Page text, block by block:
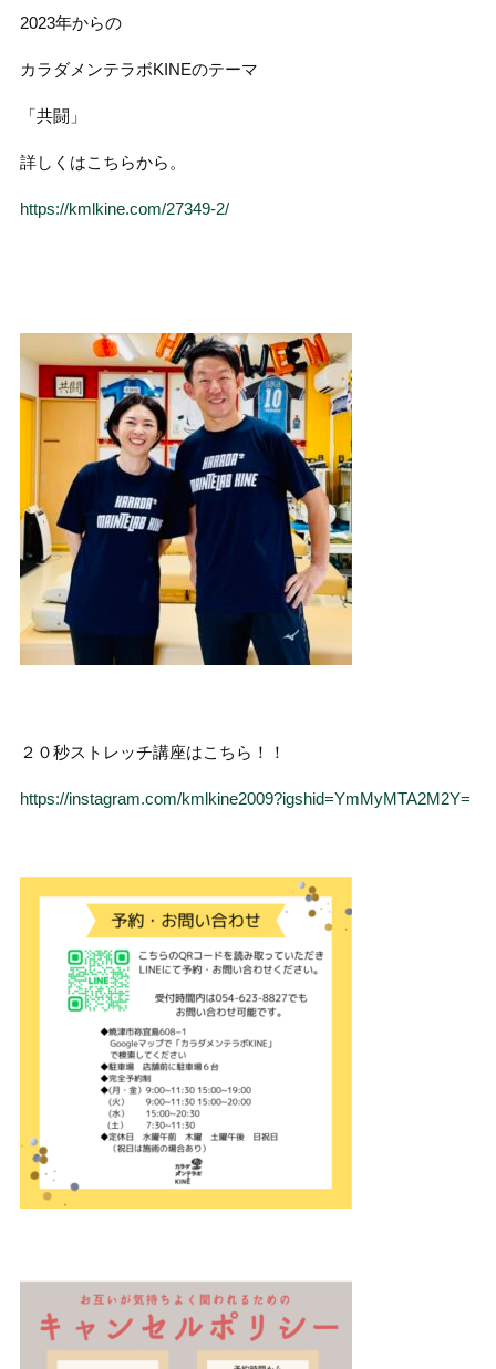
2023年からの
カラダメンテラボKINEのテーマ
「共闘」
詳しくはこちらから。
https://kmlkine.com/27349-2/
２０秒ストレッチ講座はこちら！！
https://instagram.com/kmlkine2009?igshid=YmMyMTA2M2Y=